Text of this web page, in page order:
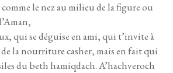
le nez au milieu de la figure ou
qui se déguise en ami, qui t’invite à
la nourriture casher, mais en fait qui
du beth hamiqdach. A’hachveroch